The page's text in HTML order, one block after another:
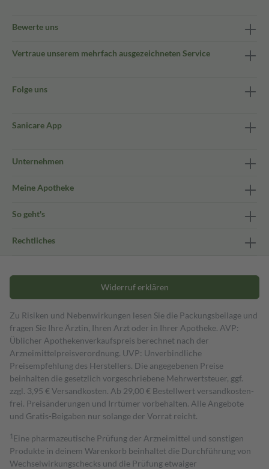
Bewerte uns
Vertraue unserem mehrfach ausgezeichneten Service
Folge uns
Sanicare App
Unternehmen
Meine Apotheke
So geht's
Rechtliches
Widerruf erklären
Zu Risiken und Nebenwirkungen lesen Sie die Packungsbeilage und
fragen Sie Ihre Ärztin, Ihren Arzt oder in Ihrer Apotheke. AVP:
Üblicher Apothekenverkaufspreis berechnet nach der
Arzneimittelpreisverordnung. UVP: Unverbindliche
Preisempfehlung des Herstellers. Die angegebenen Preise
beinhalten die gesetzlich vorgeschriebene Mehrwertsteuer, ggf.
zzgl. 3,95 € Versandkosten. Ab 29,00 € Bestell­wert versand­kosten­
frei. Preisänderungen und Irrtümer vorbehalten. Alle Angebote
und Gratis-Beigaben nur solange der Vorrat reicht.
1 Eine pharmazeutische Prüfung der Arzneimittel und sonstigen
Produkte in deinem Warenkorb beinhaltet die Durchführung von
Wechselwirkungschecks und die Prüfung etwaiger